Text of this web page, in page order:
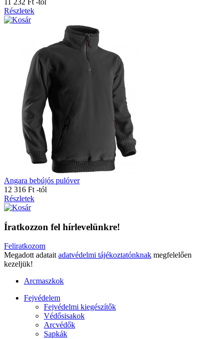
Részletek
Angara bebújós pulóver
12 316 Ft -tól
Részletek
Íratkozzon fel hírlevelünkre!
Feliratkozom
Megadott adatait adatvédelmi tájékoztatónknak megfelelően
kezeljük!
Arcmaszkok
Fejvédelem
Fejvédelmi kiegészítők
Védősisakok
Arcvédők
Sapkák